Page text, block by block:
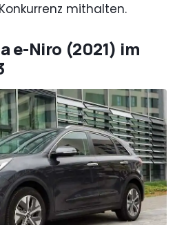
mithalten.
e-Niro (2021) im